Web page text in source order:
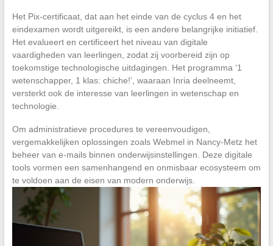
Het Pix-certificaat, dat aan het einde van de cyclus 4 en het
eindexamen wordt uitgereikt, is een andere belangrijke initiatief.
Het evalueert en certificeert het niveau van digitale
vaardigheden van leerlingen, zodat zij voorbereid zijn op
toekomstige technologische uitdagingen. Het programma ‘1
wetenschapper, 1 klas: chiche!’, waaraan Inria deelneemt,
versterkt ook de interesse van leerlingen in wetenschap en
technologie.
Om administratieve procedures te vereenvoudigen,
vergemakkelijken oplossingen zoals Webmel in Nancy-Metz het
beheer van e-mails binnen onderwijsinstellingen. Deze digitale
tools vormen een samenhangend en onmisbaar ecosysteem om
te voldoen aan de eisen van modern onderwijs.